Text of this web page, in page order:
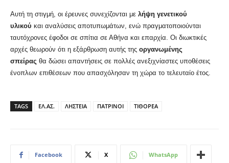
Αυτή τη στιγμή, οι έρευνες συνεχίζονται με λήψη γενετικού
υλικού και αναλύσεις αποτυπωμάτων, ενώ πραγματοποιούνται
ταυτόχρονες έφοδοι σε σπίτια σε Αθήνα και επαρχία. Οι διωκτικές
αρχές θεωρούν ότι η εξάρθρωση αυτής της οργανωμένης
σπείρας θα δώσει απαντήσεις σε πολλές ανεξιχνίαστες υποθέσεις
ένοπλων επιθέσεων που απασχόλησαν τη χώρα το τελευταίο έτος.
TAGS ΕΛ.ΑΣ. ΛΗΣΤΕΙΑ ΠΑΤΡΙΝΟΙ ΤΙΘΟΡΕΑ
Facebook X WhatsApp